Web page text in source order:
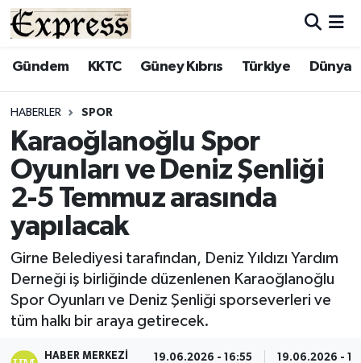
Gündem KKTC Güney Kıbrıs Türkiye Dünya
HABERLER SPOR
Karaoğlanoğlu Spor
Oyunları ve Deniz Şenliği
2-5 Temmuz arasında
yapılacak
Girne Belediyesi tarafından, Deniz Yıldızı Yardım
Derneği iş birliğinde düzenlenen Karaoğlanoğlu
Spor Oyunları ve Deniz Şenliği sporseverleri ve
tüm halkı bir araya getirecek.
HABER MERKEZI 19.06.2026 - 16:55 19.06.2026 -
ALAYKÖY
BİLİM
ÇATALKÖY
DÜNYA
EĞİTİM
EKONOMİ
ENGLISH
Hava Durumu
Süper Lig Puan Durumu ve Fikstür
Tüm Manşetler
Son Dakika Haberleri
Haber Arşivi